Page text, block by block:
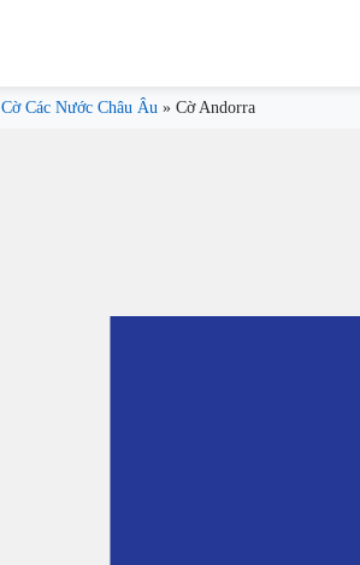
Cờ Các Nước Châu Âu » Cờ Andorra